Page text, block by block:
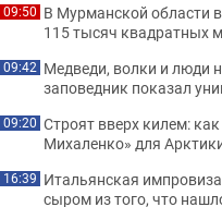
09:50 В Мурманской области
115 тысяч квадратных
09:42 Медведи, волки и люди
заповедник показал
09:20 Строят вверх килем:
Михаленко» для
16:39 Итальянская
сыром из того, что